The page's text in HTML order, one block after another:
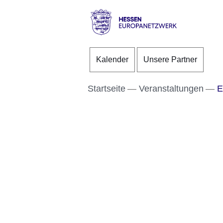
Direkt zum Kopf der
Direkt zum Inhalt
Direkt zum Fuß der
Europanetzwerk
Kalender Unsere Partner
Startseite Veranstaltungen